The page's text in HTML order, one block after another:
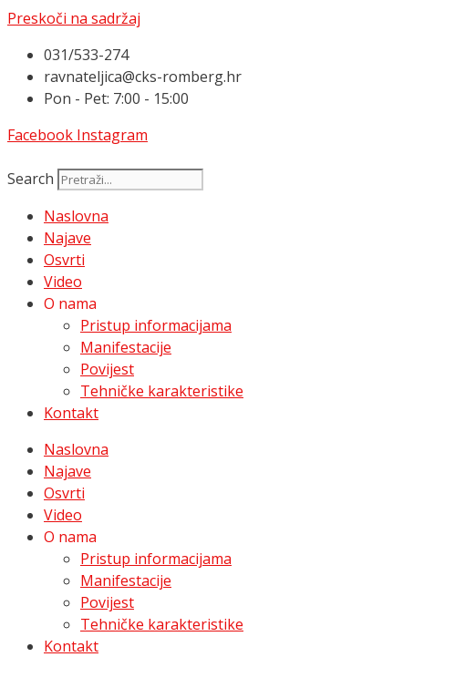
Preskoči na sadržaj
031/533-274
ravnateljica@cks-romberg.hr
Pon - Pet: 7:00 - 15:00
Facebook Instagram
Search
Naslovna
Najave
Osvrti
Video
O nama
Pristup informacijama
Manifestacije
Povijest
Tehničke karakteristike
Kontakt
Naslovna
Najave
Osvrti
Video
O nama
Pristup informacijama
Manifestacije
Povijest
Tehničke karakteristike
Kontakt